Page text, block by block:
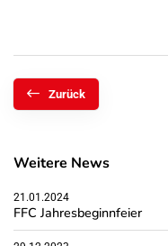
Zurück
Weitere News
21.01.2024
FFC Jahresbeginnfeier